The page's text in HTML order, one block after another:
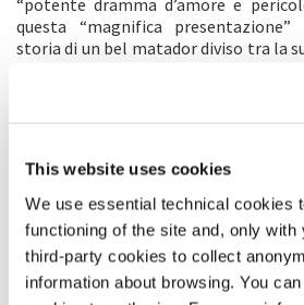
This website uses cookies
We use essential technical cookies
functioning of the site and, only with
third-party cookies to collect
information about browsing. You
“potente dramma d’amore e
questa “magnifica presentazione”
storia di un bel matador diviso tra la
l’ingenuo figlio di un torero un
riconquistare la gloria del nome della
diventa presto il più grande matador
casa per sposare il suo amore di
quando una bella e appassionata
seduce, Juan cede alle tentazioni di
felicità e il suo successo sgretolarsi.